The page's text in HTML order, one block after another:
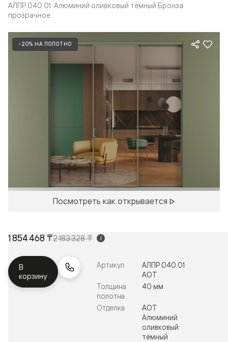
АЛПР 040.01. Алюминий оливковый тёмный Бронза
прозрачное
-20% НА ПОЛОТНО
Посмотреть как открывается
1 854 468 ₸2 183 328 ₸ i
В
корзину
Артикул
АЛПР 040.01
АОТ
Толщина
полотна
40 мм
Отделка
АОТ
Алюминий
оливковый
тёмный